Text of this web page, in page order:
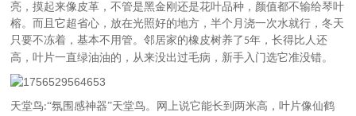
亮，摸起来像皮革，不管是黑金刚还是花叶品种，颜值都不输给琴叶
榕。而且它超省心，放在光照好的地方，半个月浇一次水就行，冬天
只要不冻着，基本不用管。邻居家的橡皮树养了 5年，长得比人还
高，叶片一直绿油油的，从来没出过毛病，新手入门选它准没错。
天堂鸟:“氛围感神器”天堂鸟。网上说它能长到两米高，叶片像仙鹤